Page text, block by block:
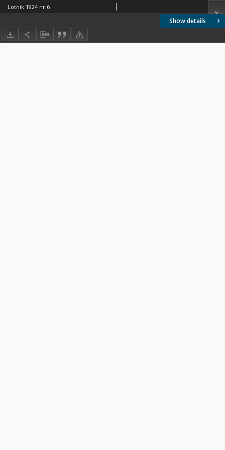
Show details
Lotnik 1924 nr 6